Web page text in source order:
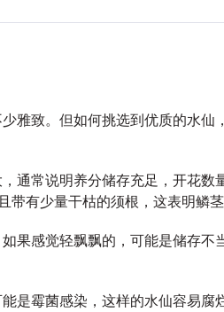
雅致。但如何挑选到优质的水仙
通常说明养分储存充足，开花数
有少量干枯的须根，这表明鳞茎
果感觉轻飘飘的，可能是储存不
是霉菌感染，这样的水仙容易腐